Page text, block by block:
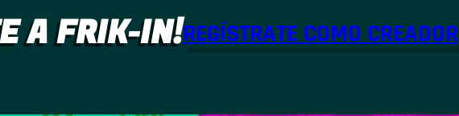
A FRIK-IN!REGÍSTRATE COMO CREADOR